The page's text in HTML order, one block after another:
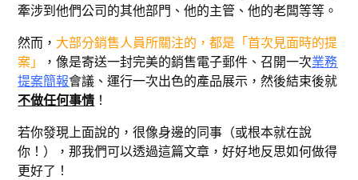
牽涉到他們公司的其他部門、他的主管、他的老闆等等。
然而， 大部分銷售人員所關注的，都是「首次見面時的提
案」
，像是寄送一封完美的銷售電子郵件、召開一次業務
提案簡報會議、運行一次出色的產品展示，然後結束後就
不做任何事情 ！
若你發現上面說的，很像身邊的同事（或根本就在說
你！），那我們可以透過這篇文章，好好地反思如何做得
更好了！